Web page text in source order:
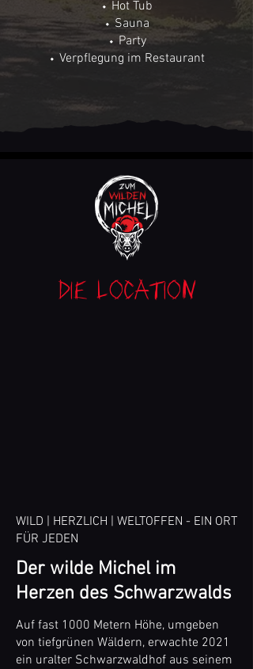
⬩ Hot Tub
⬩ Sauna
⬩ Party
⬩ Verpflegung im Restaurant
Die Location
WILD | HERZLICH | WELTOFFEN - EIN ORT
FÜR JEDEN
Der wilde Michel im
Herzen des Schwarzwalds
Auf fast 1000 Metern Höhe, umgeben
von tiefgrünen Wäldern, erwachte 2021
ein uralter Schwarzwaldhof aus seinem